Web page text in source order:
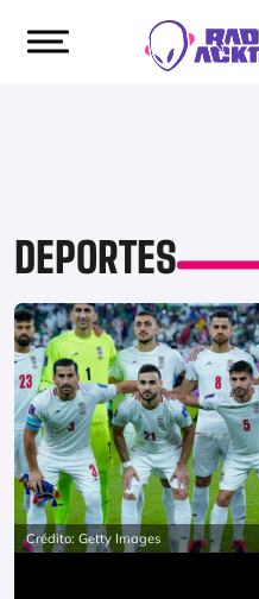
DEPORTES
Crédito: Getty Images